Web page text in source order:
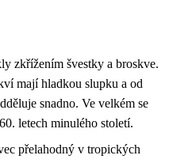
zkřížením švestky a broskve.
mají hladkou slupku a od
snadno. Ve velkém se
letech minulého století.
přelahodný v tropických